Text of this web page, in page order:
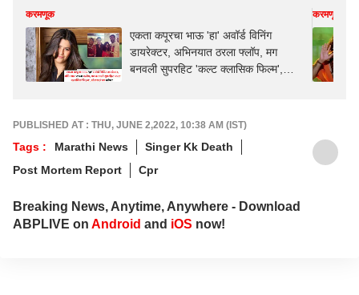
करमणूक
एकता कपूरचा भाऊ 'हा' अवॉर्ड विनिंग
डायरेक्टर, अभिनयात ठरला फ्लॉप, मग
बनवली सुपरहिट 'कल्ट क्लासिक फिल्म',
करमणूक
PUBLISHED AT : THU, JUNE 2,2022, 10:38 AM (IST)
Tags : Marathi News
Singer Kk Death
Post Mortem Report
Cpr
Breaking News, Anytime, Anywhere - Download
ABPLIVE on Android and iOS now!